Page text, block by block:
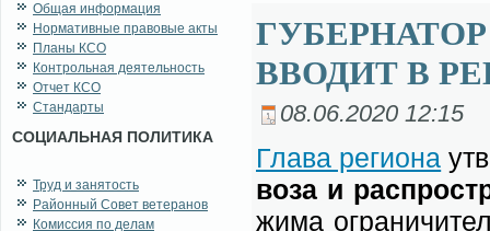
Общая информация
Нормативные правовые акты
Планы КСО
Контрольная деятельность
Отчет КСО
Стандарты
СОЦИАЛЬНАЯ ПОЛИТИКА
Труд и занятость
Районный Совет ветеранов
Комиссия по делам
ВВОДИТ В
08.06.2020 12:15
Гла­ва ре­ги­о­на
во­за и
жи­ма